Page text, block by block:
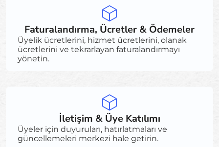
Faturalandırma, Ücretler & Ödemeler
Üyelik ücretlerini, hizmet ücretlerini, olanak
ücretlerini ve tekrarlayan faturalandırmayı
yönetin.
İletişim & Üye Katılımı
Üyeler için duyuruları, hatırlatmaları ve
güncellemeleri merkezi hale getirin.